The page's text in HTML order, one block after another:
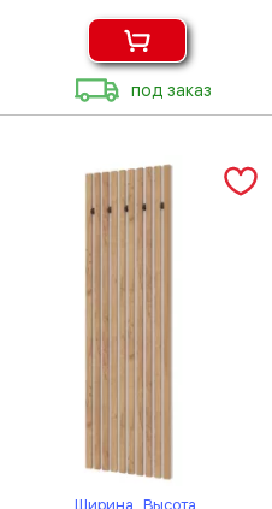
под заказ
Ширина Высота